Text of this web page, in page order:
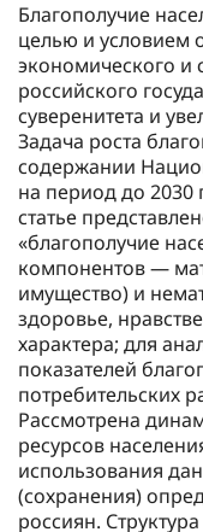
Благополучие
целью и условием
экономического и
российского
суверенитета и
Задача роста
содержании
на период до 2030
статье
«благополучие
компонентов —
имущество) и
здоровье,
характера; для
показателей
потребительских
Рассмотрена
ресурсов
использования
(сохранения)
россиян.